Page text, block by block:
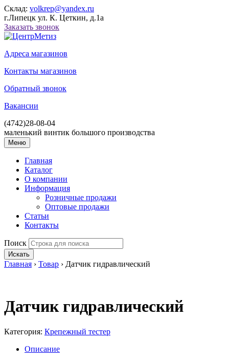
Склад: volkrep@yandex.ru
г.Липецк ул. К. Цеткин, д.1а
Заказать звонок
Адреса магазинов
Контакты магазинов
Обратный звонок
Вакансии
(4742)28-08-04
маленький винтик большого производства
Меню
Главная
Каталог
О компании
Информация
Розничные продажи
Оптовые продажи
Статьи
Контакты
Поиск
Искать
Главная › Товар › Датчик гидравлический
Датчик гидравлический
Категория: Крепежный тестер
Описание